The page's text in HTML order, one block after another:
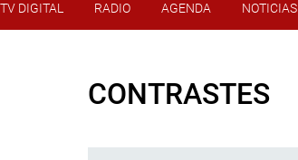
TV DIGITAL RADIO AGENDA NOTICIAS
CONTRASTES